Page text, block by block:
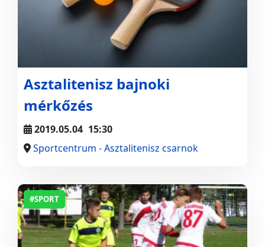
Asztalitenisz bajnoki
mérkőzés
2019.05.04 15:30
Sportcentrum - Asztalitenisz csarnok
#SPORT